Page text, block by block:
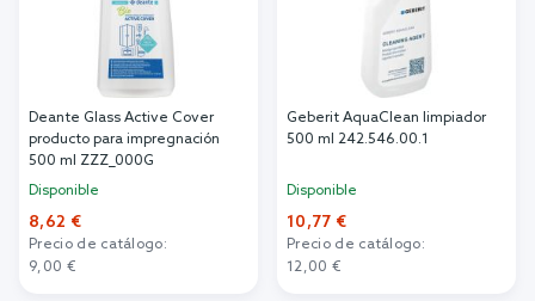
Deante Glass Active Cover
producto para impregnación
500 ml ZZZ_000G
Disponible
8,62 €
Precio de catálogo:
9,00 €
Geberit AquaClean limpiador
500 ml 242.546.00.1
Disponible
10,77 €
Precio de catálogo:
12,00 €